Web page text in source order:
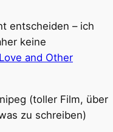
entscheiden – ich
keine
Love and Other
(toller Film, über
zu schreiben)